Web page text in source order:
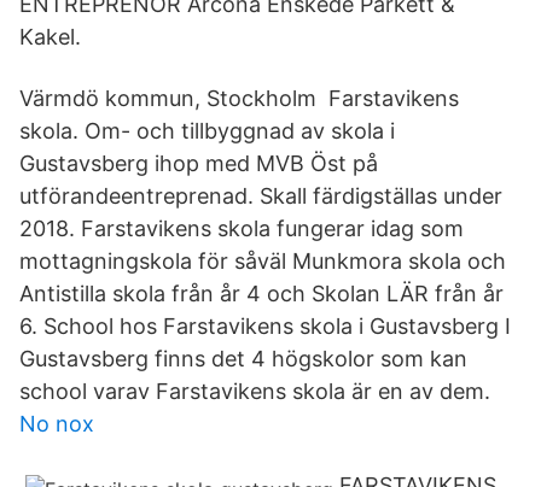
Kakel.
Värmdö kommun, Stockholm Farstavikens
skola. Om- och tillbyggnad av skola i
Gustavsberg ihop med MVB Öst på
utförandeentreprenad. Skall färdigställas under
2018. Farstavikens skola fungerar idag som
mottagningskola för såväl Munkmora skola och
Antistilla skola från år 4 och Skolan LÄR från år
6. School hos Farstavikens skola i Gustavsberg I
Gustavsberg finns det 4 högskolor som kan
school varav Farstavikens skola är en av dem.
No nox